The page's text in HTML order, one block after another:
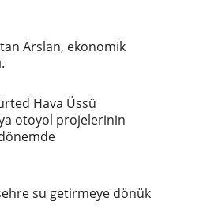
Arslan, ekonomik
Hava Üssü
otoyol projelerinin
su getirmeye dönük